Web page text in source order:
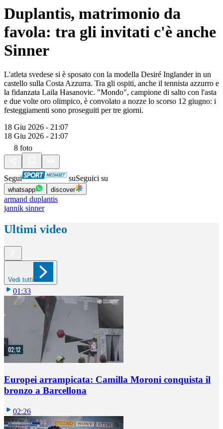
Duplantis, matrimonio da
favola: tra gli invitati c'è anche
Sinner
L'atleta svedese si è sposato con la modella Desiré Inglander in un
castello sulla Costa Azzurra. Tra gli ospiti, anche il tennista azzurro e
la fidanzata Laila Hasanovic. "Mondo", campione di salto con l'asta
e due volte oro olimpico, è convolato a nozze lo scorso 12 giugno: i
festeggiamenti sono proseguiti per tre giorni.
18 Giu 2026 - 21:07
18 Giu 2026 - 21:07
8 foto
Segui suSeguici su
whatsapp discover
armand duplantis
jannik sinner
Ultimi video
Vedi tutti
01:33
Europei arrampicata: Camilla Moroni conquista il
bronzo a Barcellona
02:26